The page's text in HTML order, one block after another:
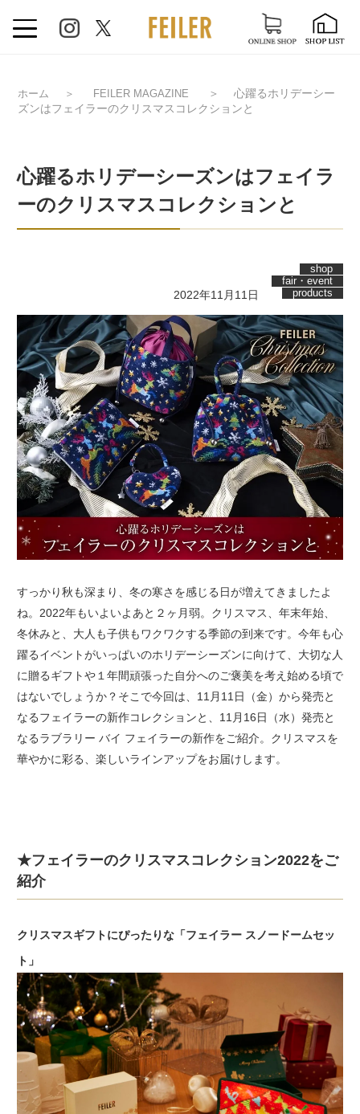
ホーム ＞ FEILER MAGAZINE ＞
心躍るホリデーシー
ズンはフェイラーのクリスマスコレクションと
心躍るホリデーシーズンはフェイラ
ーのクリスマスコレクションと
2022年11月11日
shop
fair・event
products
すっかり秋も深まり、冬の寒さを感じる日が増えてきましたよ
ね。2022年もいよいよあと２ヶ月弱。クリスマス、年末年始、
冬休みと、大人も子供もワクワクする季節の到来です。今年も心
躍るイベントがいっぱいのホリデーシーズンに向けて、大切な人
に贈るギフトや１年間頑張った自分へのご褒美を考え始める頃で
はないでしょうか？そこで今回は、11月11日（金）から発売と
なるフェイラーの新作コレクションと、11月16日（水）発売と
なるラブラリー バイ フェイラーの新作をご紹介。クリスマスを
華やかに彩る、楽しいラインアップをお届けします。
★フェイラーのクリスマスコレクション2022をご
紹介
クリスマスギフトにぴったりな「フェイラー スノードームセッ
ト」